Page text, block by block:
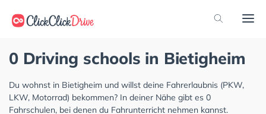
0 Driving schools in Bietigheim
Du wohnst in Bietigheim und willst deine Fahrerlaubnis (PKW,
LKW, Motorrad) bekommen? In deiner Nähe gibt es 0
Fahrschulen, bei denen du Fahrunterricht nehmen kannst.